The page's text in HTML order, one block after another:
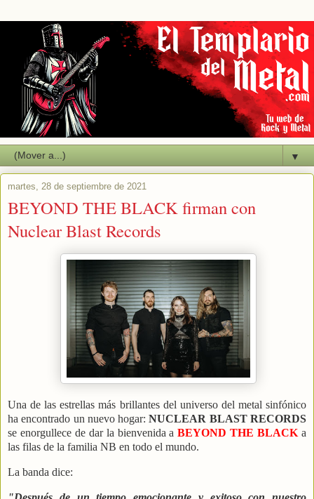
▼
martes, 28 de septiembre de 2021
BEYOND THE BLACK firman con
Nuclear Blast Records
Una de las estrellas más brillantes del universo del metal sinfónico
ha encontrado un nuevo hogar:NUCLEAR BLAST RECORDS
se enorgullece de dar la bienvenida aBEYOND THE BLACKa
las filas de la familia NB en todo el mundo.
La banda dice: